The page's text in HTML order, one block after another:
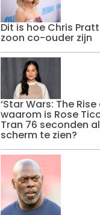
Dit is hoe Chris
zoon co-ouder zijn
‘Star Wars: The
waarom is Rose
Tran 76 seconden
scherm te zien?